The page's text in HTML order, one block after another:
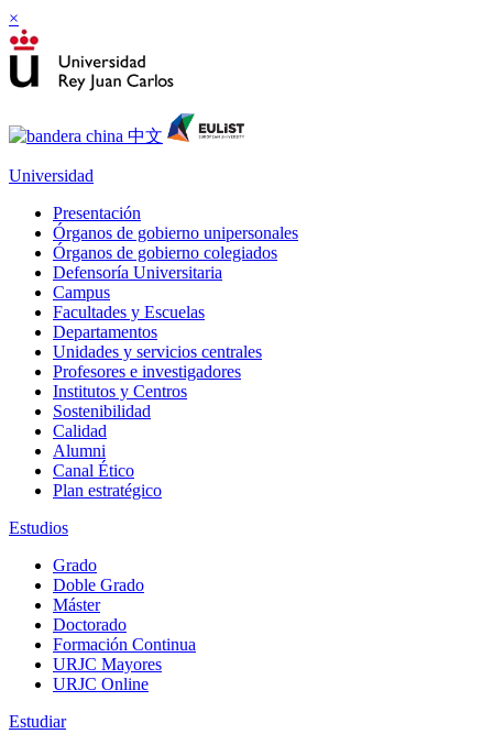
×
Universidad
Presentación
Órganos de gobierno unipersonales
Órganos de gobierno colegiados
Defensoría Universitaria
Campus
Facultades y Escuelas
Departamentos
Unidades y servicios centrales
Profesores e investigadores
Institutos y Centros
Sostenibilidad
Calidad
Alumni
Canal Ético
Plan estratégico
Estudios
Grado
Doble Grado
Máster
Doctorado
Formación Continua
URJC Mayores
URJC Online
Estudiar